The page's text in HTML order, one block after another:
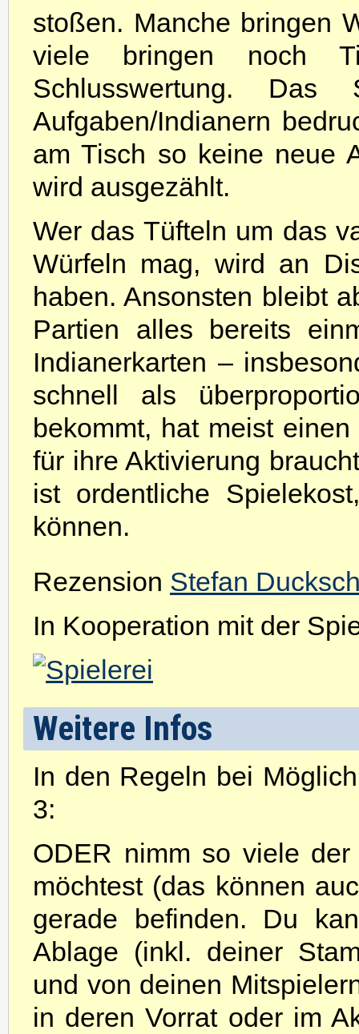
stoßen. Manche bringen
viele bringen noch
Schlusswertung.
Aufgaben/Indianern
am Tisch so keine neue
wird ausgezählt.
Wer das Tüfteln um das
Würfeln mag, wird an
haben. Ansonsten bleibt
Partien alles bereits
Indianerkarten –
schnell als
bekommt, hat meist
für ihre Aktivierung
ist ordentliche
können.
Rezension Stefan
In Kooperation mit der
Weitere Infos
In den Regeln bei
3:
ODER nimm so viele
möchtest (das können
gerade befinden. Du
Ablage (inkl. deiner
und von deinen
in deren Vorrat oder im